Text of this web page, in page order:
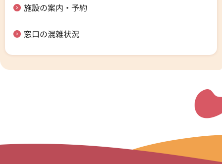
施設の案内・予約
窓口の混雑状況